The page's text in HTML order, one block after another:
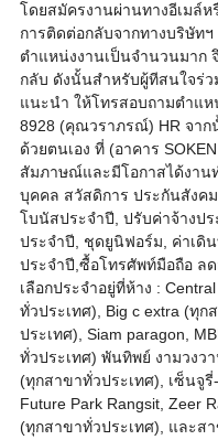
โดยสมัครงานผ่านทางอีเมล์ห
การติดต่อกลับจากทางบริษัท
ตำแหน่งงานเป็นจำนวนมาก
กลับ ดังนั้นสำหรับผู้ทีสนใจร่
แนะนำ ให้โทรสอบถามตำแห
8928 (คุณวราภรณ์) HR จา
ด้วยตนเอง ที่ (อาคาร
สัมภาษณ์และมีโอกาสได้งาน
บุคคล สวัสดิการ ประกันสังค
โบนัสประจำปี, ปรับค่าจ้างป
ประจำปี, ชุดยูนิฟอร์ม, ค่าเดิ
ประจำปี,ซื้อโทรศัพท์มือถือ ล
เลือกประจำอยู่ที่ห้าง :
ทั่วประเทศ), Big c extra (ทุ
ประเทศ), Siam paragon,
ทั่วประเทศ) พันทิพย์ งามวง
(ทุกสาขาทั่วประเทศ), เซ็นจู
Future Park Rangsit, Zeer
(ทุกสาขาทั่วประเทศ), และส